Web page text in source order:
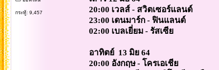
กระทู้: 9,457
20:00 เวลส์ - สวิตเซอร์แลนด์
23:00 เดนมาร์ก - ฟินแลนด์
02:00 เบลเยี่ยม - รัสเซีย
อาทิตย์ 13 มิย 64
20:00 อังกฤษ - โครเอเชีย